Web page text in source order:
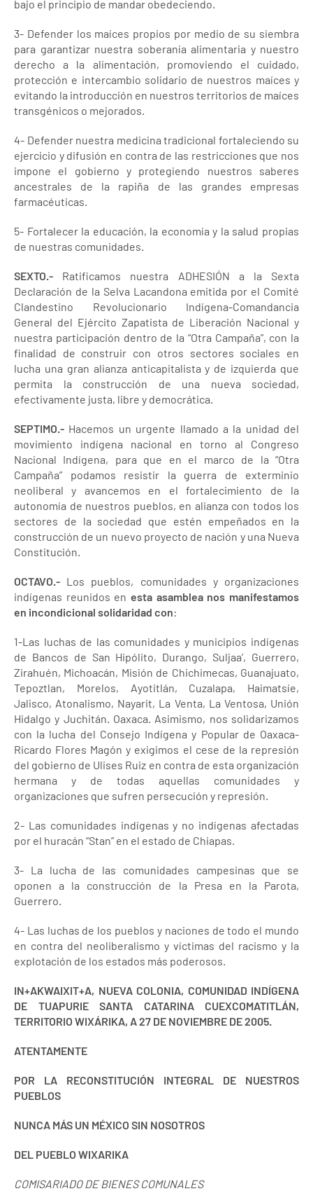
bajo el principio de mandar obedeciendo.
3- Defender los maíces propios por medio de su siembra
para garantizar nuestra soberanía alimentaria y nuestro
derecho a la alimentación, promoviendo el cuidado,
protección e intercambio solidario de nuestros maíces y
evitando la introducción en nuestros territorios de maíces
transgénicos o mejorados.
4- Defender nuestra medicina tradicional fortaleciendo su
ejercicio y difusión en contra de las restricciones que nos
impone el gobierno y protegiendo nuestros saberes
ancestrales de la rapiña de las grandes empresas
farmacéuticas.
5- Fortalecer la educación, la economía y la salud propias
de nuestras comunidades.
SEXTO.- Ratificamos nuestra ADHESIÓN a la Sexta
Declaración de la Selva Lacandona emitida por el Comité
Clandestino Revolucionario Indígena-Comandancia
General del Ejército Zapatista de Liberación Nacional y
nuestra participación dentro de la “Otra Campaña”, con la
finalidad de construir con otros sectores sociales en
lucha una gran alianza anticapitalista y de izquierda que
permita la construcción de una nueva sociedad,
efectivamente justa, libre y democrática.
SEPTIMO.- Hacemos un urgente llamado a la unidad del
movimiento indígena nacional en torno al Congreso
Nacional Indígena, para que en el marco de la “Otra
Campaña” podamos resistir la guerra de exterminio
neoliberal y avancemos en el fortalecimiento de la
autonomía de nuestros pueblos, en alianza con todos los
sectores de la sociedad que estén empeñados en la
construcción de un nuevo proyecto de nación y una Nueva
Constitución.
OCTAVO.- Los pueblos, comunidades y organizaciones
indígenas reunidos en esta asamblea nos manifestamos
en incondicional solidaridad con:
1-Las luchas de las comunidades y municipios indígenas
de Bancos de San Hipólito, Durango, Suljaa’, Guerrero,
Zirahuén, Michoacán, Misión de Chichimecas, Guanajuato,
Tepoztlan, Morelos, Ayotitlán, Cuzalapa, Haimatsíe,
Jalisco, Atonalismo, Nayarit, La Venta, La Ventosa, Unión
Hidalgo y Juchitán. Oaxaca. Asimismo, nos solidarizamos
con la lucha del Consejo Indígena y Popular de Oaxaca-
Ricardo Flores Magón y exigimos el cese de la represión
del gobierno de Ulises Ruiz en contra de esta organización
hermana y de todas aquellas comunidades y
organizaciones que sufren persecución y represión.
2- Las comunidades indígenas y no indígenas afectadas
por el huracán “Stan” en el estado de Chiapas.
3- La lucha de las comunidades campesinas que se
oponen a la construcción de la Presa en la Parota,
Guerrero.
4- Las luchas de los pueblos y naciones de todo el mundo
en contra del neoliberalismo y víctimas del racismo y la
explotación de los estados más poderosos.
IN+AKWAIXIT+A, NUEVA COLONIA, COMUNIDAD INDÍGENA
DE TUAPURIE SANTA CATARINA CUEXCOMATITLÁN,
TERRITORIO WIXÁRIKA, A 27 DE NOVIEMBRE DE 2005.
ATENTAMENTE
POR LA RECONSTITUCIÓN INTEGRAL
DE NUESTROS
PUEBLOS
NUNCA MÁS UN MÉXICO SIN NOSOTROS
DEL PUEBLO WIXARIKA
COMISARIADO DE BIENES COMUNALES